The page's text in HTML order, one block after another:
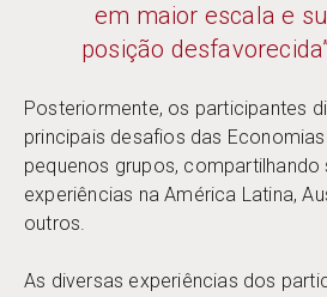
em maior escala e
posição
Posteriormente, os participantes
principais desafios das
pequenos grupos, compartilhando
experiências na América Latina,
outros.
As diversas experiências dos